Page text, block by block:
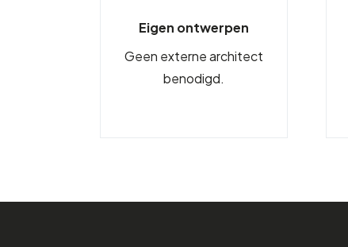
Eigen ontwerpen
Geen externe architect
benodigd.